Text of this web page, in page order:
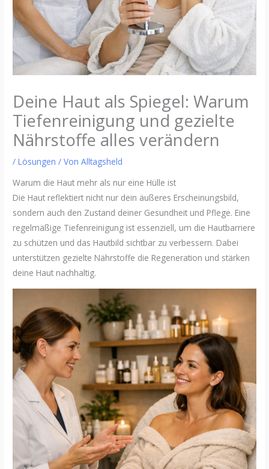
Deine Haut als Spiegel: Warum
Tiefenreinigung und gezielte
Nährstoffe alles verändern
/Lösungen / VonAlltagsheld
Warum die Haut mehr als nur eine Hülle ist
Die Haut reflektiert nicht nur dein äußeres Erscheinungsbild,
sondern auch den Zustand deiner Gesundheit und Pflege. Eine
regelmäßige Tiefenreinigung ist essenziell, um die Hautbarriere
zu schützen und das Hautbild sichtbar zu verbessern. Dabei
unterstützen gezielte Nährstoffe die Regeneration und stärken
deine Haut nachhaltig.